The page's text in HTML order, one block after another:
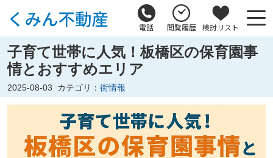
電話 閲覧履歴 検討リスト
子育て世帯に人気！板橋区の保育園事
情とおすすめエリア
2025-08-03 カテゴリ： 街情報